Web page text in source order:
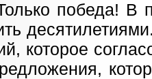
победа! В
которое